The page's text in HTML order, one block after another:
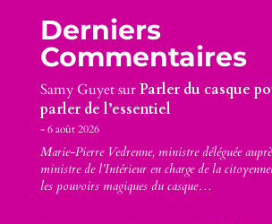
Derniers
Commentaires
Samy GuyetsurParler du casque
parler de l’essentiel
6 août 2026
Marie-Pierre Vedrenne, ministre déléguée
ministre de l’Intérieur en charge de la
les pouvoirs magiques du casque…